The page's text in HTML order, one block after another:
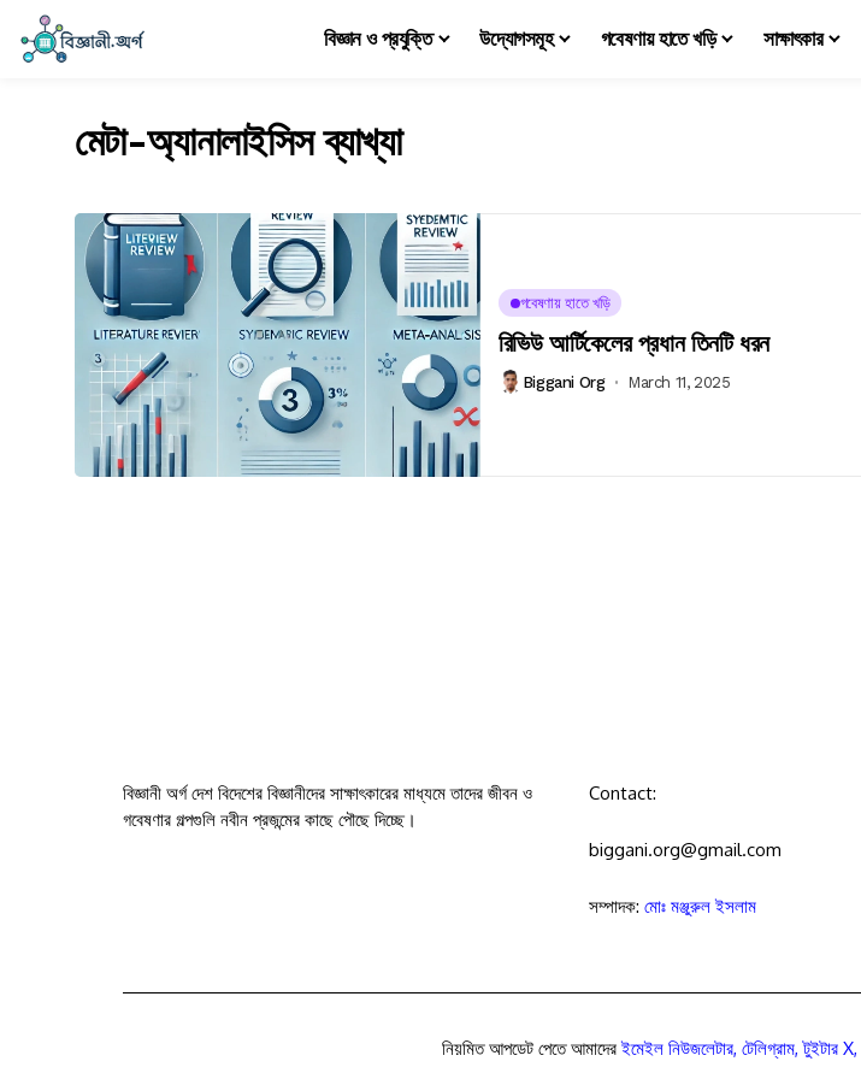
বিজ্ঞান ও প্রযুক্তি উদ্যোগসমূহ গবেষণায় হাতে খড়ি সাক্ষাৎকার
মেটা-অ্যানালাইসিস ব্যাখ্যা
গবেষণায় হাতে খড়ি
রিভিউ আর্টিকেলের প্রধান তিনটি ধরন
Biggani Org March 11, 2025
বিজ্ঞানী অর্গ দেশ বিদেশের বিজ্ঞানীদের সাক্ষাৎকারের মাধ্যমে তাদের জীবন ও
গবেষণার গল্পগুলি নবীন প্রজন্মের কাছে পৌছে দিচ্ছে।
Contact:
biggani.org@gmail.com
সম্পাদক: মোঃ মঞ্জুরুল ইসলাম
নিয়মিত আপডেট পেতে আমাদেরইমেইল নিউজলেটার, টেলিগ্রাম,টুইটার X,